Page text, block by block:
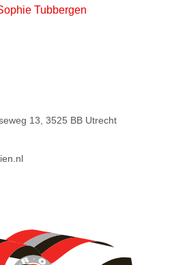
Tubbergen
13, 3525 BB Utrecht